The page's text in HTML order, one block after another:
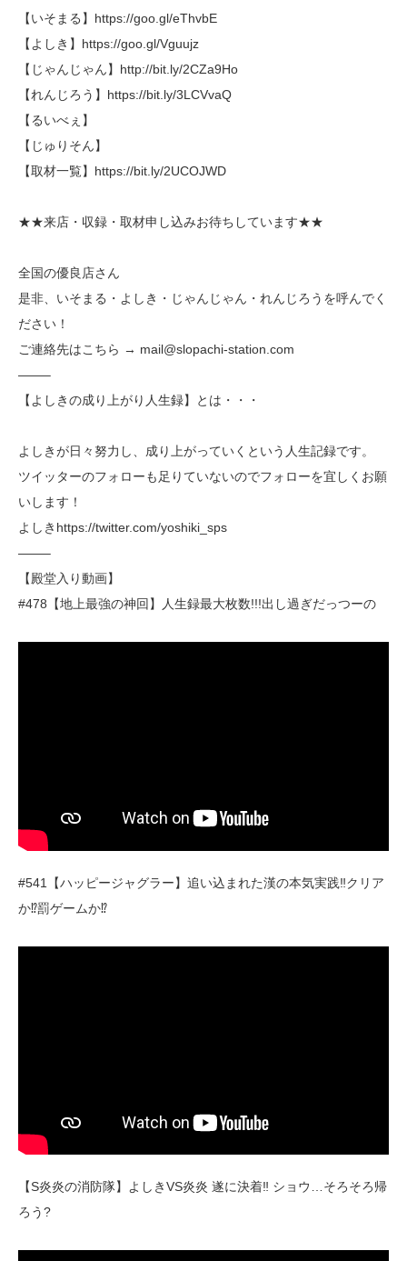
【いそまる】https://goo.gl/eThvbE
【よしき】https://goo.gl/Vguujz
【じゃんじゃん】http://bit.ly/2CZa9Ho
【れんじろう】https://bit.ly/3LCVvaQ
【るいべぇ】
【じゅりそん】
【取材一覧】https://bit.ly/2UCOJWD
★★来店・収録・取材申し込みお待ちしています★★
全国の優良店さん
是非、いそまる・よしき・じゃんじゃん・れんじろうを呼んでく
ださい！
ご連絡先はこちら → mail@slopachi-station.com
——–
【よしきの成り上がり人生録】とは・・・
よしきが日々努力し、成り上がっていくという人生記録です。
ツイッターのフォローも足りていないのでフォローを宜しくお願
いします！
よしきhttps://twitter.com/yoshiki_sps
——–
【殿堂入り動画】
#478【地上最強の神回】人生録最大枚数!!!出し過ぎだっつーの
#541【ハッピージャグラー】追い込まれた漢の本気実践‼クリア
か⁉罰ゲームか⁉
【S炎炎の消防隊】よしきVS炎炎 遂に決着‼ ショウ…そろそろ帰
ろう?